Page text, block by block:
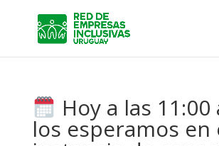
Hoy a las 11:00
los esperamos en